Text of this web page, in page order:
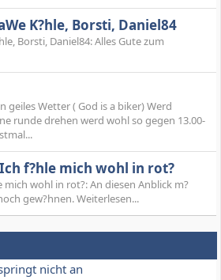
K?hle, ‎Borsti, ‎Daniel84
‎Borsti, ‎Daniel84: Alles Gute zum
geiles Wetter ( God is a biker) Werd
runde drehen werd wohl so gegen 13.00-
f?hle mich wohl in rot?
mich wohl in rot?: An diesen Anblick m?
gew?hnen. Weiterlesen...
nicht an